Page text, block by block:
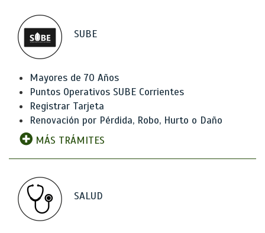
SUBE
Mayores de 70 Años
Puntos Operativos SUBE Corrientes
Registrar Tarjeta
Renovación por Pérdida, Robo, Hurto o Daño
MÁS TRÁMITES
SALUD